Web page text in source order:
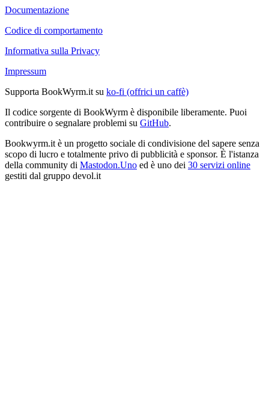
Documentazione
Codice di comportamento
Informativa sulla Privacy
Impressum
Supporta BookWyrm.it su ko-fi (offrici un caffè)
Il codice sorgente di BookWyrm è disponibile liberamente. Puoi
contribuire o segnalare problemi su GitHub.
Bookwyrm.it è un progetto sociale di condivisione del sapere senza
scopo di lucro e totalmente privo di pubblicità e sponsor. È l'istanza
della community di Mastodon.Uno ed è uno dei 30 servizi online
gestiti dal gruppo devol.it